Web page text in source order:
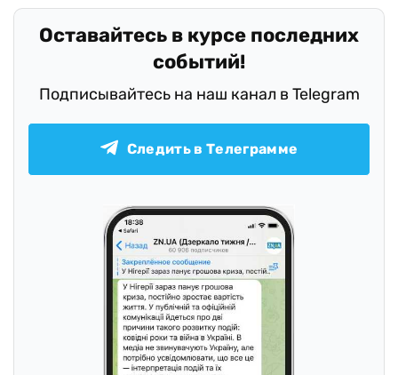
Оставайтесь в курсе последних
событий!
Подписывайтесь на наш канал в Telegram
Следить в Телеграмме